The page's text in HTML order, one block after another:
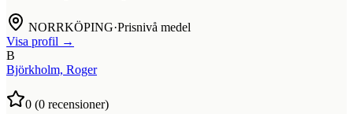
NORRKÖPING·Prisnivå medel
Visa profil →
B
Björkholm, Roger
0 (0 recensioner)